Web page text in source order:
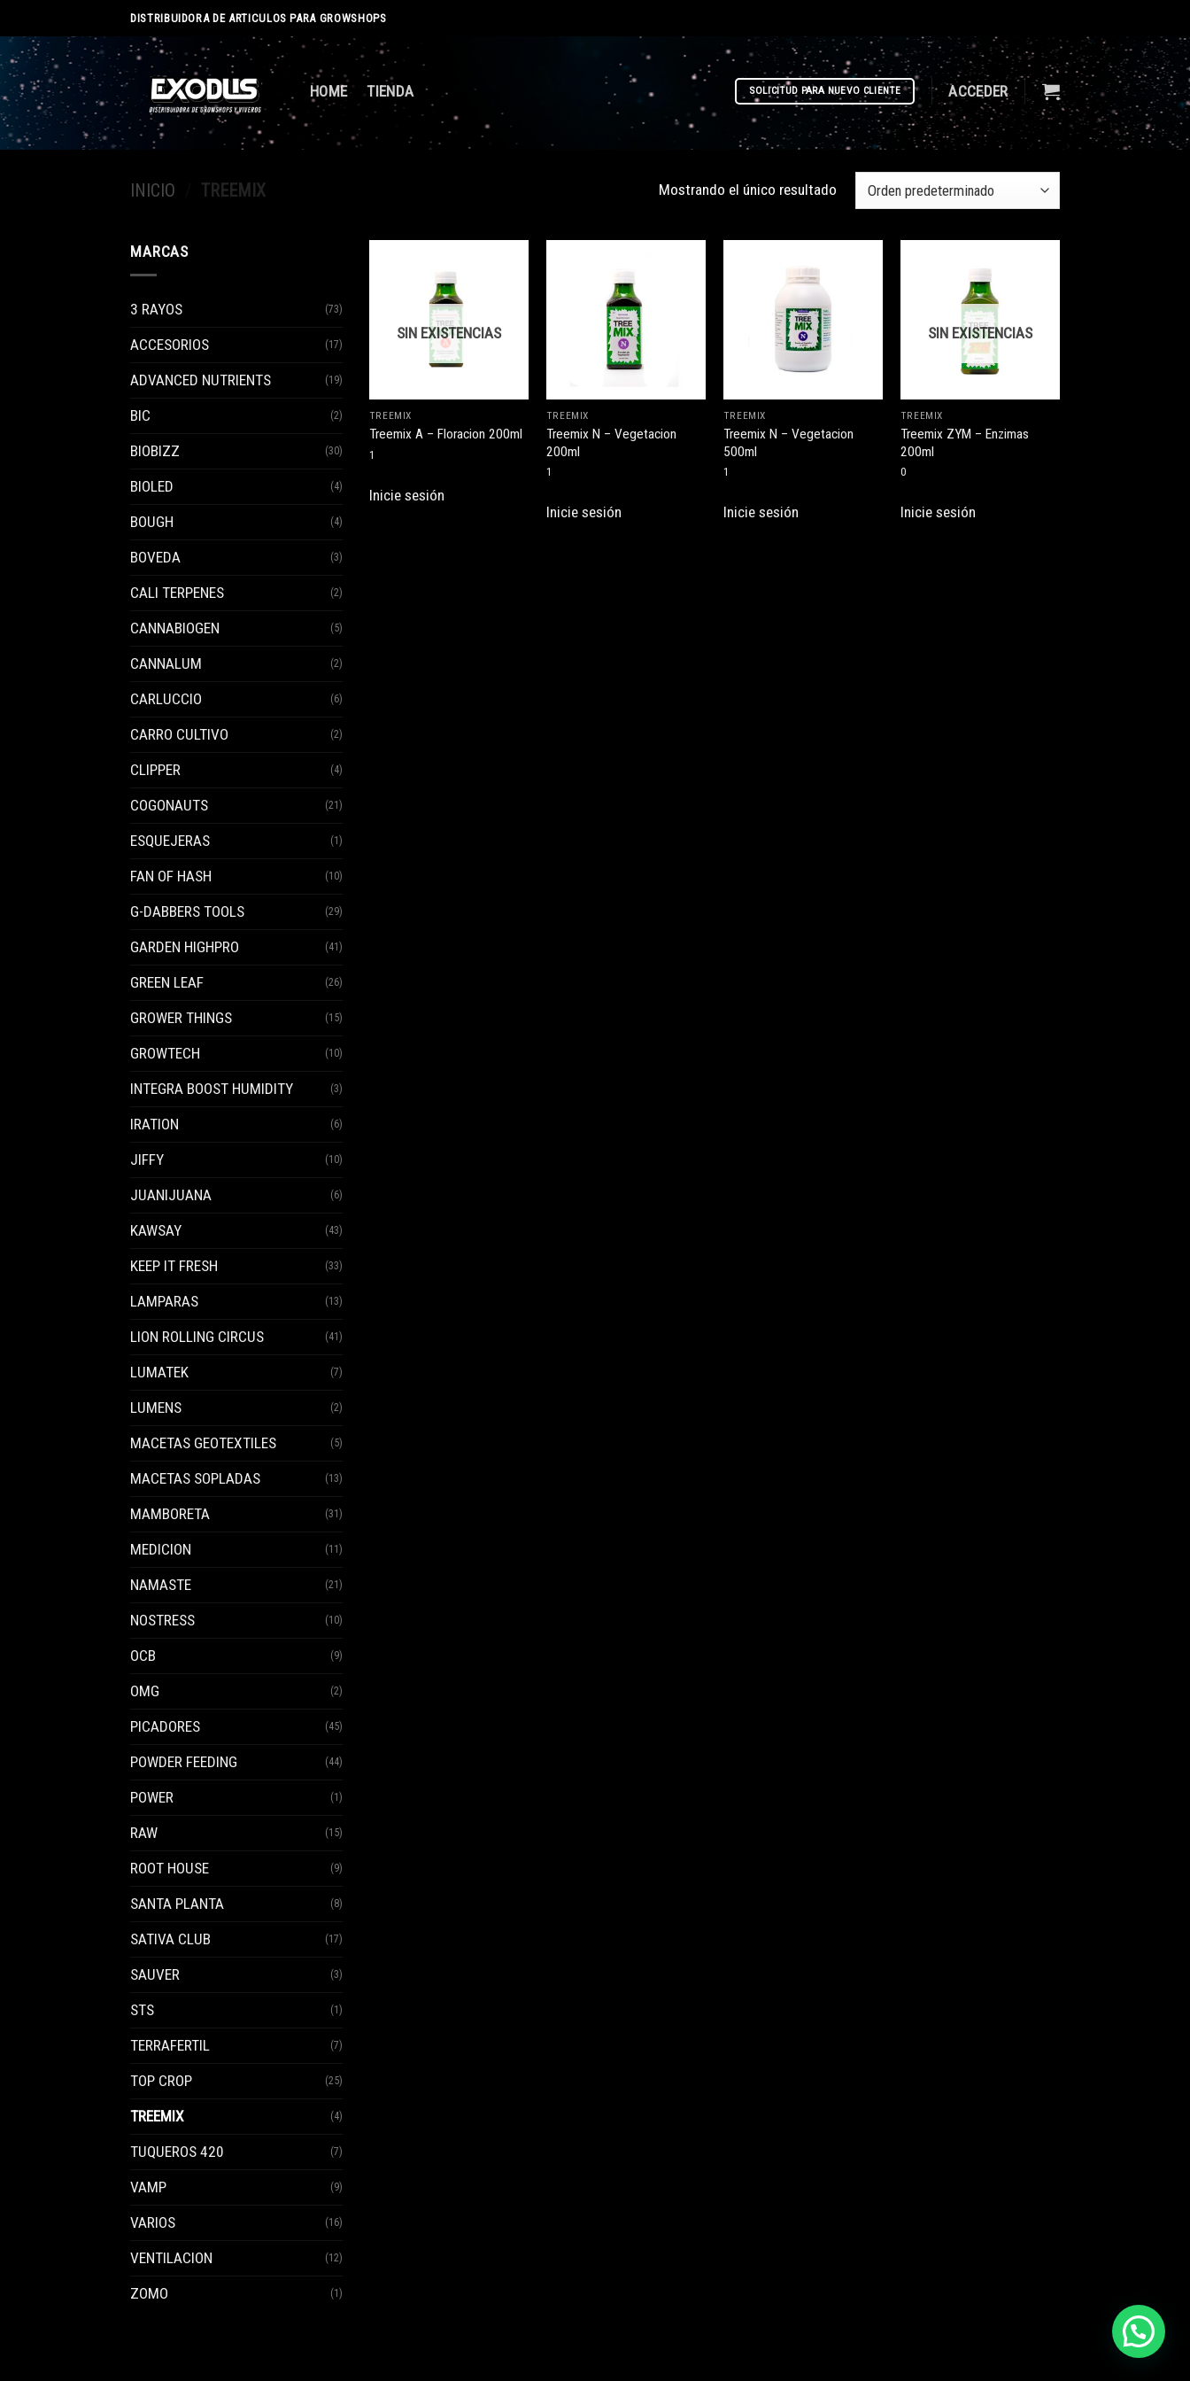
to
content
DISTRIBUIDORA DE ARTICULOS PARA GROWSHOPS
HOME TIENDA SOLICITUD PARA NUEVO CLIENTE ACCEDER
INICIO TREEMIX Mostrando el único resultado
MARCAS
3 RAYOS (73)
ACCESORIOS (17)
ADVANCED NUTRIENTS (19)
BIC (2)
BIOBIZZ (30)
BIOLED (4)
BOUGH (4)
BOVEDA (3)
CALI TERPENES (2)
CANNABIOGEN (5)
CANNALUM (2)
CARLUCCIO (6)
CARRO CULTIVO (2)
CLIPPER (4)
COGONAUTS (21)
ESQUEJERAS (1)
FAN OF HASH (10)
G-DABBERS TOOLS (29)
GARDEN HIGHPRO (41)
GREEN LEAF (26)
GROWER THINGS (15)
GROWTECH (10)
INTEGRA BOOST HUMIDITY (3)
IRATION (6)
JIFFY (10)
JUANIJUANA (6)
KAWSAY (43)
KEEP IT FRESH (33)
LAMPARAS (13)
LION ROLLING CIRCUS (41)
LUMATEK (7)
LUMENS (2)
MACETAS GEOTEXTILES (5)
MACETAS SOPLADAS (13)
MAMBORETA (31)
MEDICION (11)
NAMASTE (21)
NOSTRESS (10)
OCB (9)
OMG (2)
PICADORES (45)
POWDER FEEDING (44)
POWER (1)
RAW (15)
ROOT HOUSE (9)
SANTA PLANTA (8)
SATIVA CLUB (17)
SAUVER (3)
STS (1)
TERRAFERTIL (7)
TOP CROP (25)
TREEMIX (4)
TUQUEROS 420 (7)
VAMP (9)
VARIOS (16)
VENTILACION (12)
ZOMO (1)
SIN EXISTENCIAS
TREEMIX
Treemix A – Floracion 200ml
1
Inicie sesión
TREEMIX
Treemix N – Vegetacion
200ml
1
Inicie sesión
TREEMIX
Treemix N – Vegetacion
500ml
1
Inicie sesión
SIN EXISTENCIAS
TREEMIX
Treemix ZYM – Enzimas
200ml
0
Inicie sesión